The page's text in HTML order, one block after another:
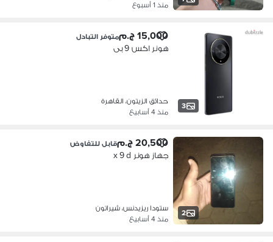
منذ 1 أسبوع
3
15,000 ج.م متوفر التبادل
هونر اكس 9 بى
حدائق الزيتون، القاهرة
منذ 4 أسابيع
2
20,500 ج.م قابل للتفاوض
جهاز هونر x 9 d
ستودا ريزيدنس، شيراتون
منذ 4 أسابيع